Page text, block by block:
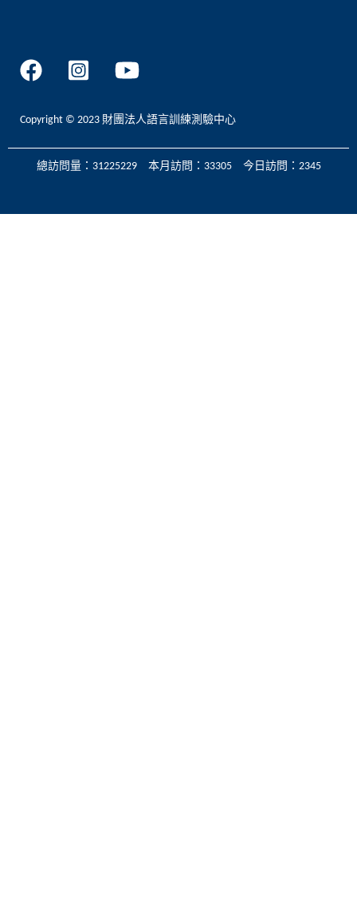
Copyright © 2023 財團法人語言訓練測驗中心
總訪問量：31225229 本月訪問：33305 今日訪問：2345